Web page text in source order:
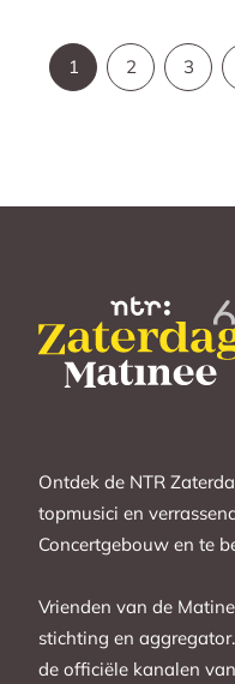
1 2 3
Ontdek de NTR
topmusici en
Concertgebouw en te
Vrienden van de
stichting en
de officiële kanalen